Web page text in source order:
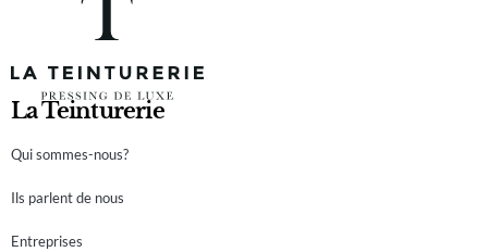
La Teinturerie
Qui sommes-nous?
Ils parlent de nous
Entreprises